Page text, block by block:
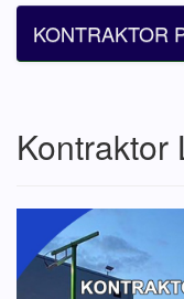
KONTRAKTOR
Kontraktor